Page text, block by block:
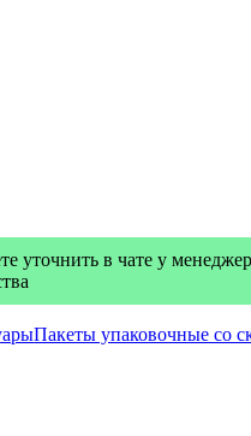
уточнить в чате у
Пакеты упаковочные со